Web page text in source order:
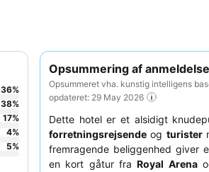
Opsummering af
Opsummeret vha. kunstig intelligens
opdateret: 29 May 2026
Dette hotel er et alsidigt
forretningsrejsende og turister
fremragende beliggenhed giver
en kort gåtur fraRoyal Arena
36%
38%
17%
4%
5%